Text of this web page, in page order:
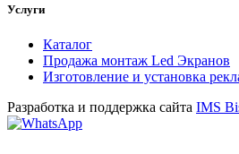
Услуги
Каталог
Продажа монтаж Led Экранов
Изготовление и установка
Разработка и поддержка сайта IMS